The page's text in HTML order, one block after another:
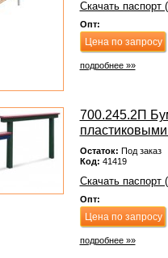
Скачать паспорт
Опт:
Цена по запросу
подробнее »»
700.245.2П
Остаток: Под заказ
Код: 41419
Скачать паспорт
Опт:
Цена по запросу
подробнее »»